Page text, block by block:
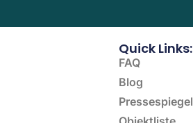
Quick Links:
FAQ
Blog
Pressespiegel